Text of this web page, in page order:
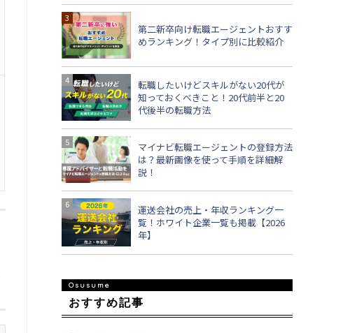
第二新卒向け転職エージェントおすす
めランキング！タイプ別に比較紹介
転職したいけどスキルがない20代が
知っておくべきこと！20代前半と20
代後半の転職方法
マイナビ転職エージェントの登録方法
は？最新画像を使って手順を詳細解
説！
運送会社の売上・年収ランキング一
覧！ホワイト企業一覧も掲載【2026
年】
おすすめ記事